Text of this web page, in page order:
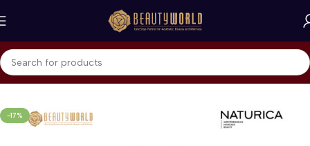
Beranda Naturica - RICA Conditioner
-17%